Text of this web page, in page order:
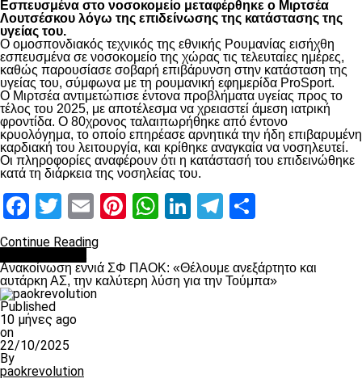
Εσπευσμένα στο νοσοκομείο μεταφέρθηκε ο Μιρτσέα
Λουτσέσκου λόγω της επιδείνωσης της κατάστασης της
υγείας του.
Ο ομοσπονδιακός τεχνικός της εθνικής Ρουμανίας εισήχθη
εσπευσμένα σε νοσοκομείο της χώρας τις τελευταίες ημέρες,
καθώς παρουσίασε σοβαρή επιβάρυνση στην κατάσταση της
υγείας του, σύμφωνα με τη ρουμανική εφημερίδα ProSport.
Ο Μιρτσέα αντιμετώπισε έντονα προβλήματα υγείας προς το
τέλος του 2025, με αποτέλεσμα να χρειαστεί άμεση ιατρική
φροντίδα. Ο 80χρονος ταλαιπωρήθηκε από έντονο
κρυολόγημα, το οποίο επηρέασε αρνητικά την ήδη επιβαρυμένη
καρδιακή του λειτουργία, και κρίθηκε αναγκαία να νοσηλευτεί.
Οι πληροφορίες αναφέρουν ότι η κατάστασή του επιδεινώθηκε
κατά τη διάρκεια της νοσηλείας του.
Facebook
Twitter
EmailPinterest
WhatsApp
LinkedIn
Telegram
Continue Reading
Ανακοίνωση εννιά ΣΦ ΠΑΟΚ: «Θέλουμε ανεξάρτητο και
αυτάρκη ΑΣ, την καλύτερη λύση για την Τούμπα»
Published
10 μήνες ago
on
22/10/2025
By
paokrevolution